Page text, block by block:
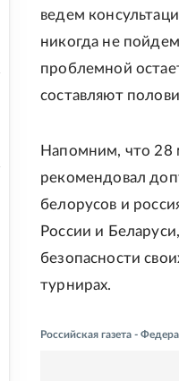
ведем
никогда не
проблемной
составляют
Напомним, что
рекомендовал
белорусов и
России и
безопасности
турнирах.
Российская газета -